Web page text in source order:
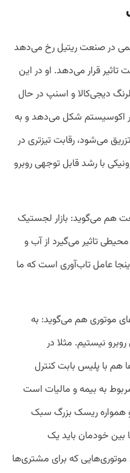
در صنعت ریتیل رخ می‌دهد
قرار می‌دهد. او در این
دیجی‌کالا و اسنپ در حال
اکوسیستم شکل می‌دهد و به
می‌شود، رقابت تیزتری در
با رشد قابل توجهی روبرو
هم می‌گوید: بازار لجستیک
تاثیر می‌گیرد از آب و
عامل تاب‌آوری است که ما
موتوری هم می‌گوید: به
نیستیم. مثلا در
با پلیس بابت کنترل
به بیمه و مالیات است
همواره ریسک بزرگ سبک
بین خودمان باید یک
که برای مشتری‌ها